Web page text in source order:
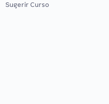
Sugerir Curso